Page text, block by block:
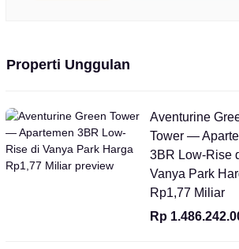
Properti Unggulan
Aventurine
Tower —
3BR Low-Rise
Vanya Park
Rp1,77 Miliar
Rp